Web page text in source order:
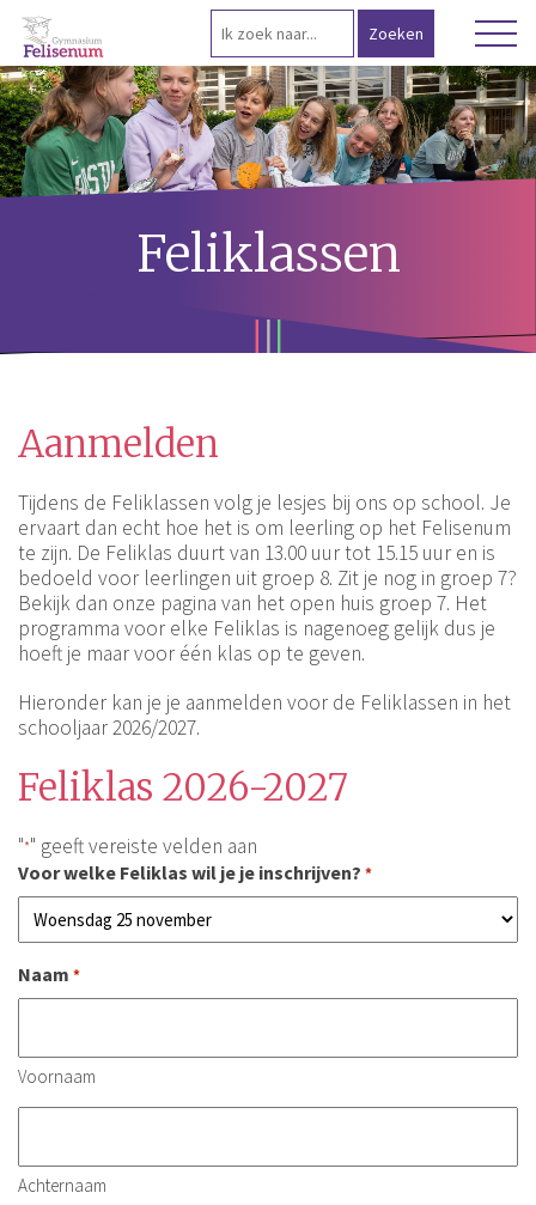
Feliklassen
Aanmelden
Tijdens de Feliklassen volg je lesjes bij ons op school. Je
ervaart dan echt hoe het is om leerling op het Felisenum
te zijn. De Feliklas duurt van 13.00 uur tot 15.15 uur en is
bedoeld voor leerlingen uit groep 8. Zit je nog in groep 7?
Bekijk dan onze pagina van het open huis groep 7. Het
programma voor elke Feliklas is nagenoeg gelijk dus je
hoeft je maar voor één klas op te geven.
Hieronder kan je je aanmelden voor de Feliklassen in het
schooljaar 2026/2027.
Feliklas 2026-2027
"*" geeft vereiste velden aan
Voor welke Feliklas wil je je inschrijven? *
Naam *
Voornaam
Achternaam